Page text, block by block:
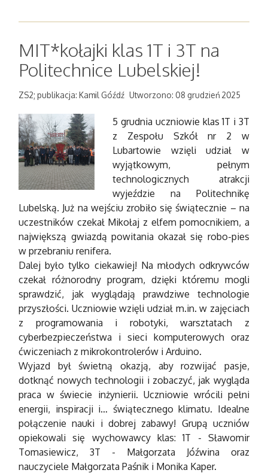
MIT*kołajki klas 1T i 3T na
Politechnice Lubelskiej!
ZS2; publikacja: Kamil Góźdź Utworzono: 08 grudzień 2025
5 grudnia uczniowie klas 1T i 3T
z Zespołu Szkół nr 2 w
Lubartowie wzięli udział w
wyjątkowym, pełnym
technologicznych atrakcji
wyjeździe na Politechnikę
Lubelską. Już na wejściu zrobiło się świątecznie – na
uczestników czekał Mikołaj z elfem pomocnikiem, a
największą gwiazdą powitania okazał się robo-pies
w przebraniu renifera.
Dalej było tylko ciekawiej! Na młodych odkrywców
czekał różnorodny program, dzięki któremu mogli
sprawdzić, jak wyglądają prawdziwe technologie
przyszłości. Uczniowie wzięli udział m.in. w zajęciach
z programowania i robotyki, warsztatach z
cyberbezpieczeństwa i sieci komputerowych oraz
ćwiczeniach z mikrokontrolerów i Arduino.
Wyjazd był świetną okazją, aby rozwijać pasje,
dotknąć nowych technologii i zobaczyć, jak wygląda
praca w świecie inżynierii. Uczniowie wrócili pełni
energii, inspiracji i… świątecznego klimatu. Idealne
połączenie nauki i dobrej zabawy! Grupą uczniów
opiekowali się wychowawcy klas: 1T - Sławomir
Tomasiewicz, 3T - Małgorzata Jóźwina oraz
nauczyciele Małgorzata Paśnik i Monika Kaper.